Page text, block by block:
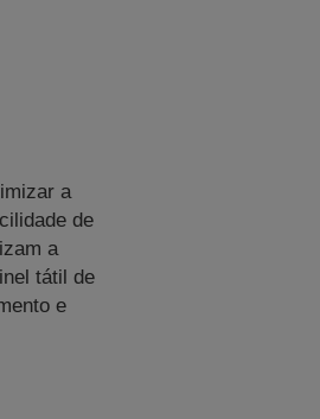
a
de
a
tátil de
e